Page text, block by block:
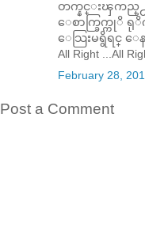
တက္နင္းၾက
ေစာက္ခြက္ကုိ ရုိ
ေသြးမရွိရင္ ေန
All Right ...All
February 28,
Post a Comment